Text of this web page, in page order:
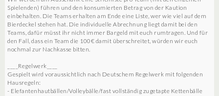
Spielenden) führen und den konsumierten Betrag von der Kaution
einbehalten. Die Teams erhalten am Ende eine Liste, wer wie viel auf dem
Bierdeckel stehen hat. Die individuelle Abrechnung liegt damit bei den
Teams, dafür müsst ihr nicht immer Bargeld mit euch rumtragen. Und für
den Fall, dass ein Team die 100€ damit überschreitet, würden wir euch
nochmal zur Nachkasse bitten.
____Regelwerk____
Gespielt wird voraussichtlich nach Deutschem Regelwerk mit folgenden
Hausregeln:
- Elefantenhautbällen/Volleybälle/fast vollständig zugetapte Kettenbälle